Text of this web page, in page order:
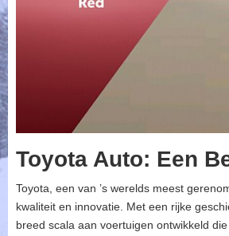
Toyota Auto: Een
Toyota, een van ’s werelds meest
kwaliteit en innovatie. Met een rijke
breed scala aan voertuigen ontwikkeld